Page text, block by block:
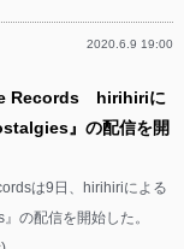
2020.6.9 19:00
Records hirihiriに
』の配信を開
は9日、hirihiriによる
の配信を開始した。